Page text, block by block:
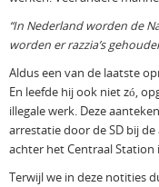
“In Nederland worden de
worden er razzia’s
Aldus een van de laatste
En leefde hij ook niet zó,
illegale werk. Deze
arrestatie door de SD bij
achter het Centraal Station
Terwijl we in deze notities